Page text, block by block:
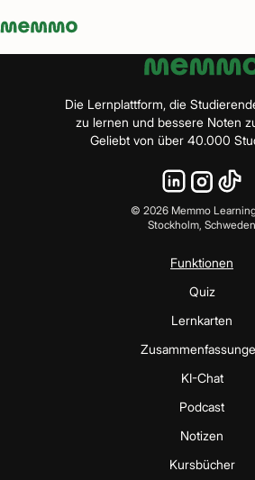
Memmo - AI-verktyg och digital kurslitteratur
Die Lernplattform, die
zu lernen und bessere Noten
Geliebt von über 40.000
© 2026Memmo
Stockholm, Schweden
Funktionen
Quiz
Lernkarten
KI-Chat
Podcast
Notizen
Kursbücher